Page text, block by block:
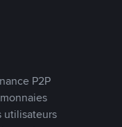
P2P
utilisateurs